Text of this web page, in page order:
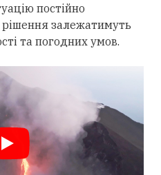
постійно
залежатимуть
та погодних умов.